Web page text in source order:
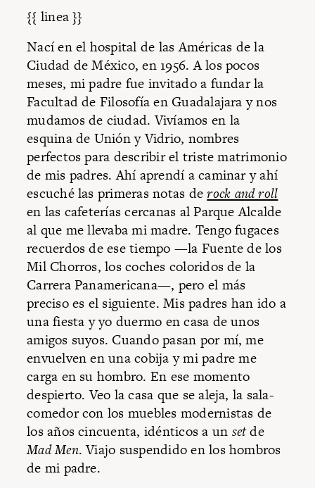
{{ linea }}
Nací en el hospital de las Américas de la
Ciudad de México, en 1956. A los pocos
meses, mi padre fue invitado a fundar la
Facultad de Filosofía en Guadalajara y nos
mudamos de ciudad. Vivíamos en la
esquina de Unión y Vidrio, nombres
perfectos para describir el triste matrimonio
de mis padres. Ahí aprendí a caminar y ahí
escuché las primeras notas derock and roll
en las cafeterías cercanas al Parque Alcalde
al que me llevaba mi madre. Tengo fugaces
recuerdos de ese tiempo —la Fuente de los
Mil Chorros, los coches coloridos de la
Carrera Panamericana—, pero el más
preciso es el siguiente. Mis padres han ido a
una fiesta y yo duermo en casa de unos
amigos suyos. Cuando pasan por mí, me
envuelven en una cobija y mi padre me
carga en su hombro. En ese momento
despierto. Veo la casa que se aleja, la sala-
comedor con los muebles modernistas de
los años cincuenta, idénticos a un setde
Mad Men. Viajo suspendido en los hombros
de mi padre.